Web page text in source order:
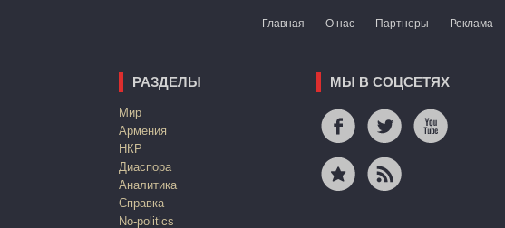
Главная О нас Партнеры Реклама
РАЗДЕЛЫ
Mир
Армения
НКР
Диаспора
Аналитика
Справка
No-politics
МЫ В СОЦСЕТЯХ